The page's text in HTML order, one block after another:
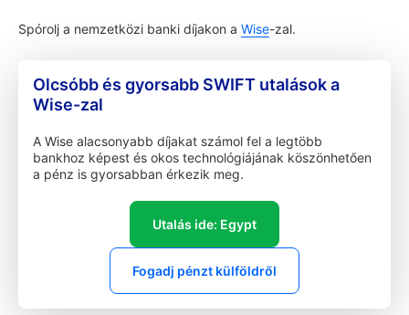
Spórolj a nemzetközi banki díjakon a Wise-zal.
Olcsóbb és gyorsabb SWIFT utalások a
Wise-zal
A Wise alacsonyabb díjakat számol fel a legtöbb
bankhoz képest és okos technológiájának köszönhetően
a pénz is gyorsabban érkezik meg.
Utalás ide: Egypt
Fogadj pénzt külföldről